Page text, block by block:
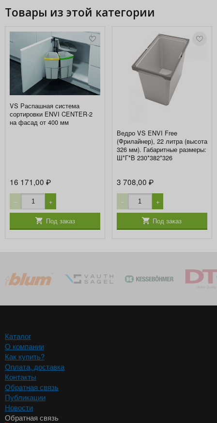
Товары из этой категории
VS Распашная система
сортировки ENVI CENTER-2
на фасад от 400 мм
16 171,00₽
− +
Под заказ
Ведро VS ENVI Free
(Фрилайнер), 22 литра (высота
326 мм). Габаритные размеры:
Ш*Г*В 230*382*326
3 708,00 ₽
− +
Под заказ
Каталог
О компании
Как купить?
Оплата, доставка
Контакты
Обратная связь
Публикации
Новости
Обратная связь